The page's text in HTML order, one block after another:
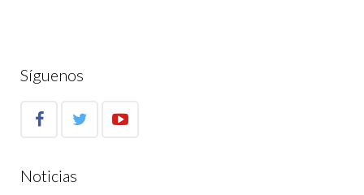
Síguenos
Noticias